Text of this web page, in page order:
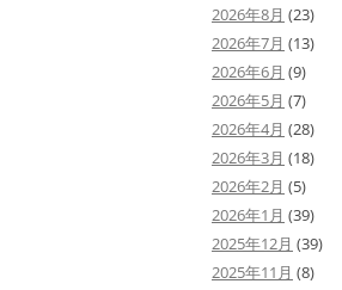
2026年8月 (23)
2026年7月 (13)
2026年6月 (9)
2026年5月 (7)
2026年4月 (28)
2026年3月 (18)
2026年2月 (5)
2026年1月 (39)
2025年12月 (39)
2025年11月 (8)